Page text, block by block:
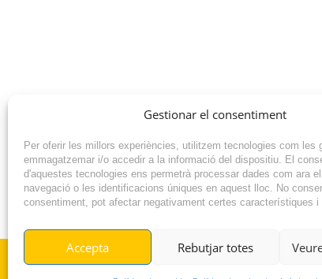
Gestionar el consentiment
Per oferir les millors experiències, utilitzem tecnologies com les
emmagatzemar i/o accedir a la informació del dispositiu. El
d'aquestes tecnologies ens permetrà processar dades com ara
navegació o les identificacions úniques en aquest lloc. No
consentiment, pot afectar negativament certes característiques i
Accepta Rebutjar totes
NOTÍCIA ANTERIOR
© RADIO VILAFANT 2024